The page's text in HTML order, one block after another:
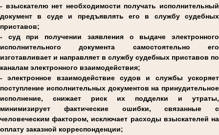
- взыскателю нет необходимости получать исполнительный
документ в суде и предъявлять его в службу судебных
приставов;
- суд при получении заявления о выдаче электронного
исполнительного документа самостоятельно его
изготавливает и направляет в службу судебных приставов по
каналам электронного взаимодействия;
- электронное взаимодействие судов и службы ускоряет
поступление исполнительных документов на принудительное
исполнение, снижает риск их подделки и утраты,
минимизирует фактические ошибки, связанные с
человеческим фактором, исключает расходы взыскателей на
оплату заказной корреспонденции;